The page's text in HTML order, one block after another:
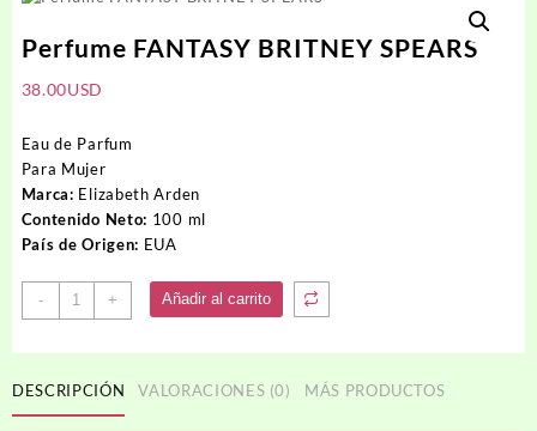
Perfume FANTASY BRITNEY SPEARS
38.00USD
Eau de Parfum
Para Mujer
Marca: Elizabeth Arden
Contenido Neto: 100 ml
País de Origen: EUA
-
Perfume
FANTASY
cantidad
+ Añadir al carrito
DESCRIPCIÓN VALORACIONES (0) MÁS PRODUCTOS